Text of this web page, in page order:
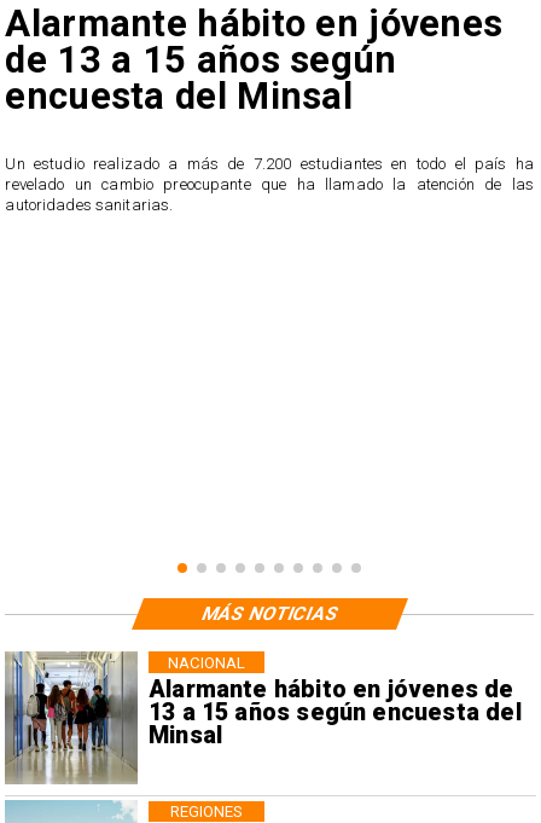
Alarmante hábito en jóvenes
de 13 a 15 años según
encuesta del Minsal
Un estudio realizado a más de 7.200 estudiantes en todo el país ha
revelado un cambio preocupante que ha llamado la atención de las
autoridades sanitarias.
Alarmante hábito en jóvenes de
13 a 15 años según encuesta del
Minsal
NACIONAL
REGIONES
MÁS NOTICIAS